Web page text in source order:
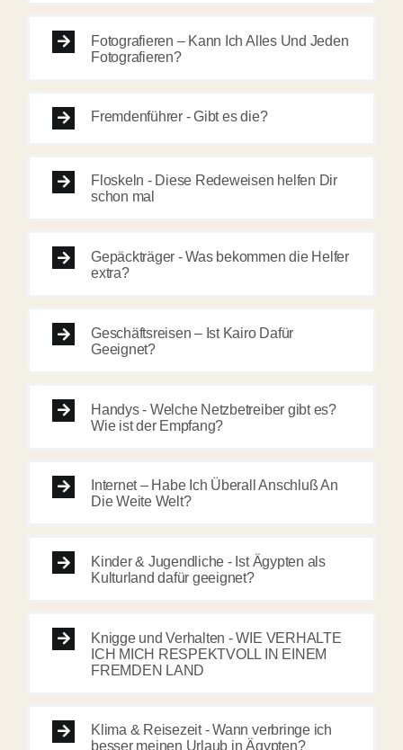
Fotografieren – Kann Ich Alles Und Jeden
Fotografieren?
Fremdenführer - Gibt es die?
Floskeln - Diese Redeweisen helfen Dir
schon mal
Gepäckträger - Was bekommen die Helfer
extra?
Geschäftsreisen – Ist Kairo Dafür
Geeignet?
Handys - Welche Netzbetreiber gibt es?
Wie ist der Empfang?
Internet – Habe Ich Überall Anschluß An
Die Weite Welt?
Kinder & Jugendliche - Ist Ägypten als
Kulturland dafür geeignet?
Knigge und Verhalten - WIE VERHALTE
ICH MICH RESPEKTVOLL IN EINEM
FREMDEN LAND
Klima & Reisezeit - Wann verbringe ich
besser meinen Urlaub in Ägypten?